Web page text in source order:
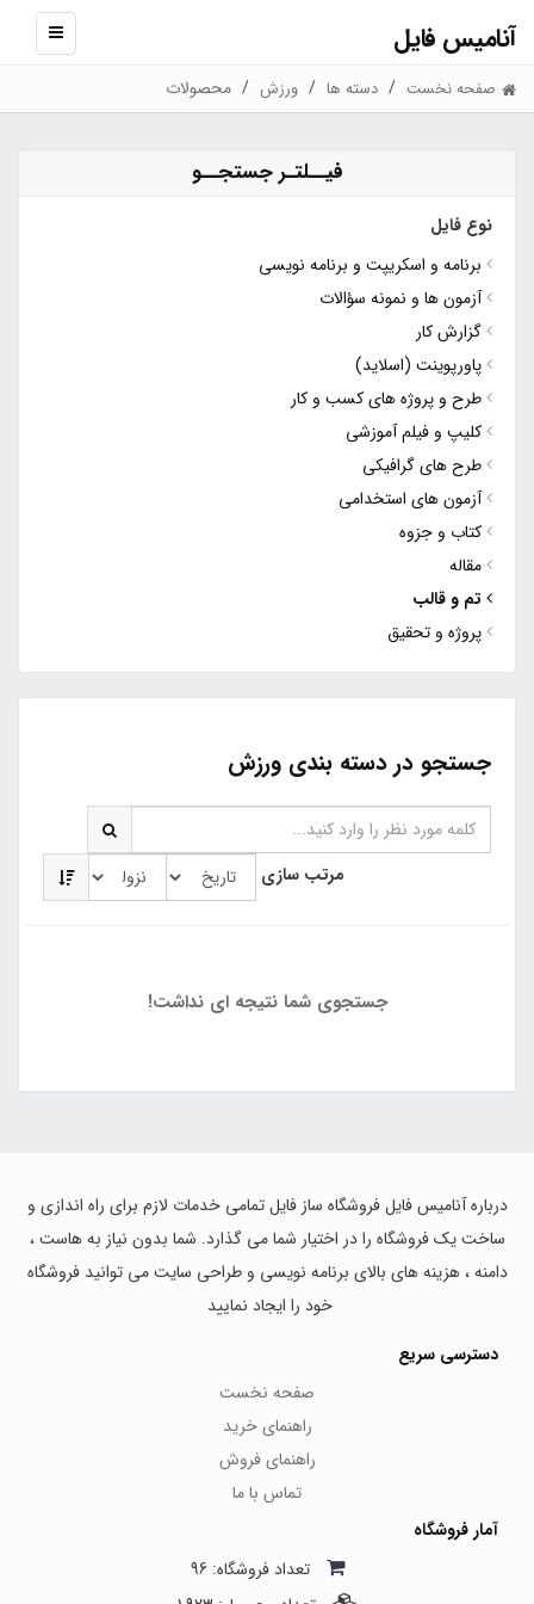
آنامیس فایل
نمایش
صفحه نخست دسته ها ورزش محصولات
فیــلتـر جستجــو
نوع فایل
برنامه و اسکریپت و برنامه نویسی
آزمون ها و نمونه سؤالات
گزارش کار
پاورپوینت (اسلاید)
طرح و پروژه های کسب و کار
کلیپ و فیلم آموزشی
طرح های گرافیکی
آزمون های استخدامی
کتاب و جزوه
مقاله
تم و قالب
پروژه و تحقیق
جستجو در دسته بندی ورزش
مرتب سازی
جستجوی شما نتیجه ای نداشت!
درباره آنامیس فایل فروشگاه ساز فایل تمامی خدمات لازم برای راه اندازی و
ساخت یک فروشگاه را در اختیار شما می گذارد. شما بدون نیاز به هاست ،
دامنه ، هزینه های بالای برنامه نویسی و طراحی سایت می توانید فروشگاه
خود را ایجاد نمایید
دسترسی سریع
صفحه نخست
راهنمای خرید
راهنمای فروش
تماس با ما
آمار فروشگاه
تعداد فروشگاه: 96